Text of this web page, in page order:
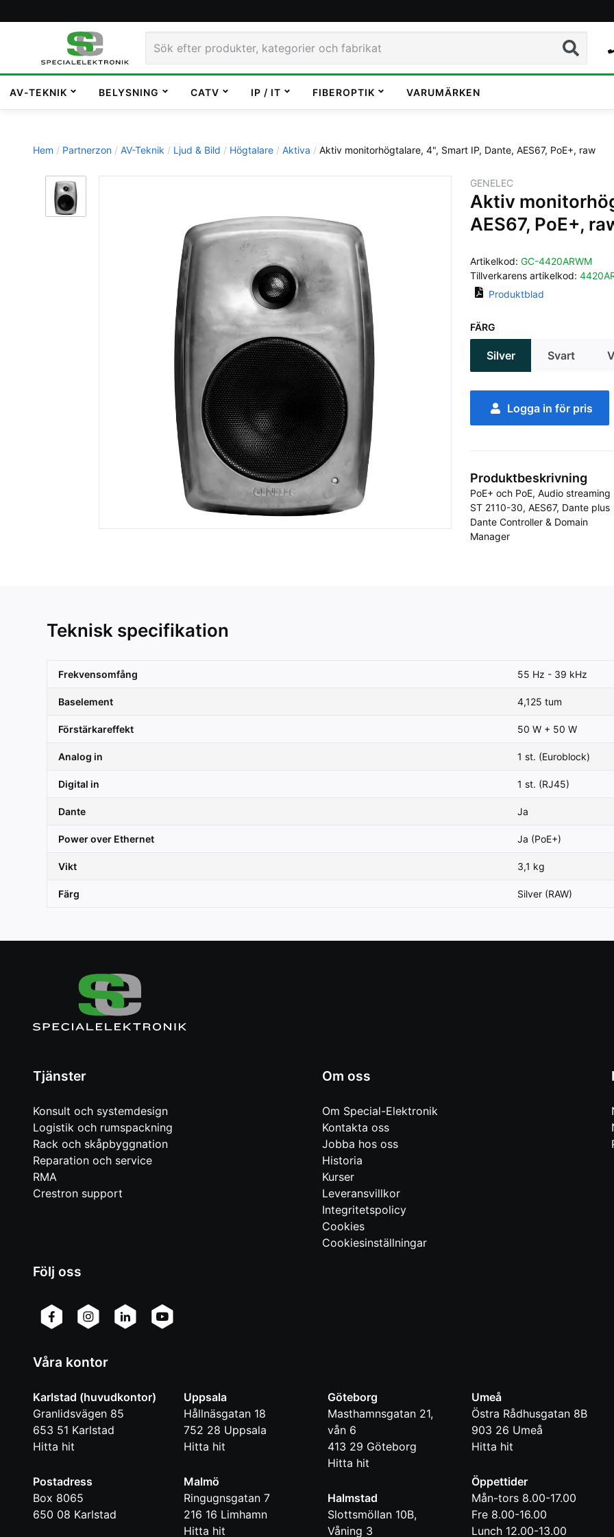
Sök
AV-TEKNIK BELYSNING CATV IP / IT FIBEROPTIK VARUMÄRKEN
Hem Partnerzon AV-Teknik Ljud & Bild Högtalare Aktiva Aktiv monitorhögtalare, 4", Smart IP, Dante, AES67, PoE+, raw
GENELEC
Aktiv
AES67, PoE+,
Artikelkod: GC-4420ARWM
Tillverkarens artikelkod:
Produktblad
FÄRG
Silver Svart
Logga in för pris
Produktbeskrivning
PoE+ och PoE, Audio streaming
ST 2110-30, AES67, Dante plus
Dante Controller & Domain
Manager
Teknisk specifikation
Frekvensomfång 55 Hz - 39 kHz
Baselement 4,125 tum
Förstärkareffekt 50 W + 50 W
Analog in 1 st. (Euroblock)
Digital in 1 st. (RJ45)
Dante Ja
Power over Ethernet Ja (PoE+)
Vikt 3,1 kg
Färg Silver (RAW)
Tjänster
Konsult och systemdesign
Logistik och rumspackning
Rack och skåpbyggnation
Reparation och service
RMA
Crestron support
Om oss
Om Special-Elektronik
Kontakta oss
Jobba hos oss
Historia
Kurser
Leveransvillkor
Integritetspolicy
Cookies
Cookiesinställningar
Följ oss
Våra kontor
Karlstad (huvudkontor)
Granlidsvägen 85
653 51 Karlstad
Hitta hit
Postadress
Box 8065
650 08 Karlstad
Uppsala
Hållnäsgatan 18
752 28 Uppsala
Hitta hit
Malmö
Ringugnsgatan 7
216 16 Limhamn
Hitta hit
Göteborg
Masthamnsgatan 21,
vån 6
413 29 Göteborg
Hitta hit
Halmstad
Slottsmöllan 10B,
Våning 3
Umeå
Östra Rådhusgatan 8B
903 26 Umeå
Hitta hit
Öppettider
Mån-tors 8.00-17.00
Fre 8.00-16.00
Lunch 12.00-13.00